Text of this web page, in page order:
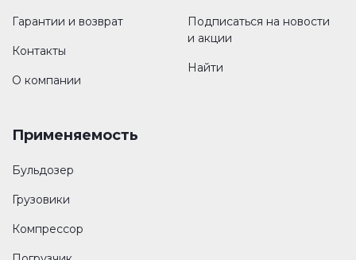
Гарантии и возврат
Контакты
О компании
Подписаться на новости
и акции
Найти
Применяемость
Бульдозер
Грузовики
Компрессор